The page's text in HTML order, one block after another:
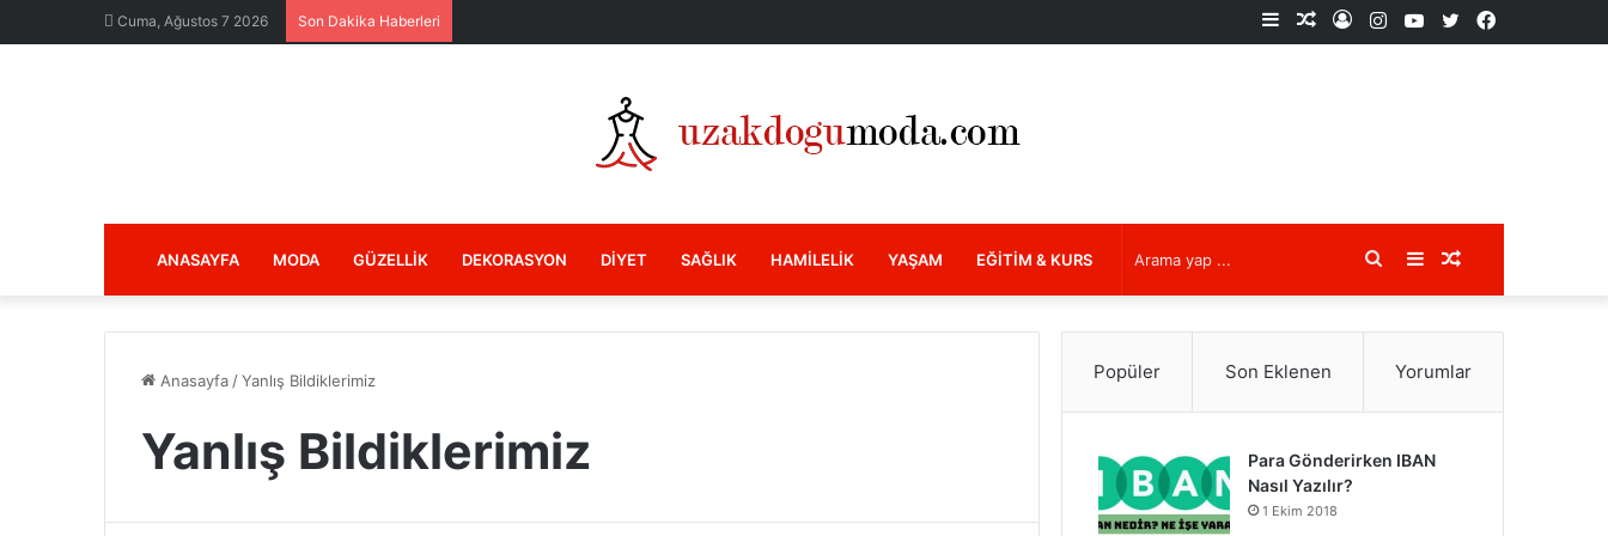
Cuma, Ağustos 7 2026 Son Dakika Haberleri Facebook
X
YouTube
Instagram
Kayıt
Rastgele
Kenar
ANASAYFA MODA GÜZELLIK DEKORASYON DIYET SAĞLIK HAMILELIK YAŞAM EĞITIM & KURS Rastgele
Makale
Kenar
Bölmesi
Arama
yap
Anasayfa /Yanlış Bildiklerimiz
Yanlış Bildiklerimiz
Popüler Son Eklenen Yorumlar
Para Gönderirken IBAN
Nasıl Yazılır?
1 Ekim 2018